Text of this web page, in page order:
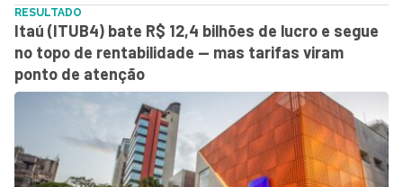
RESULTADO
Itaú (ITUB4) bate R$ 12,4 bilhões de lucro e segue
no topo de rentabilidade — mas tarifas viram
ponto de atenção